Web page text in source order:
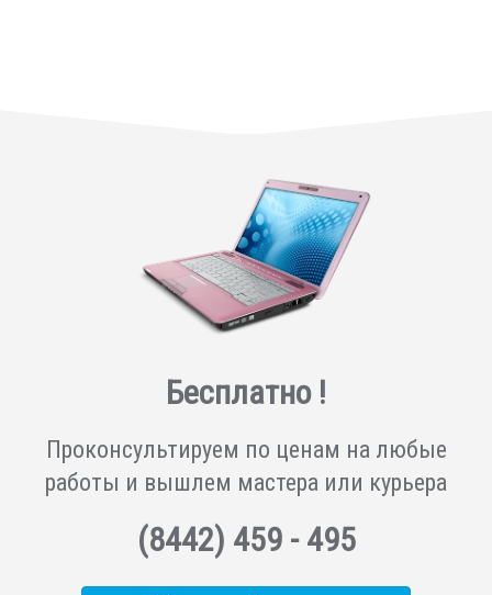
Бесплатно !
Проконсультируем по ценам на любые
работы и вышлем мастера или курьера
(8442) 459 - 495